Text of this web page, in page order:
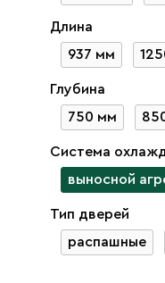
Длина
937 мм
Глубина
750 мм
Система
выносной
Тип дверей
распашные